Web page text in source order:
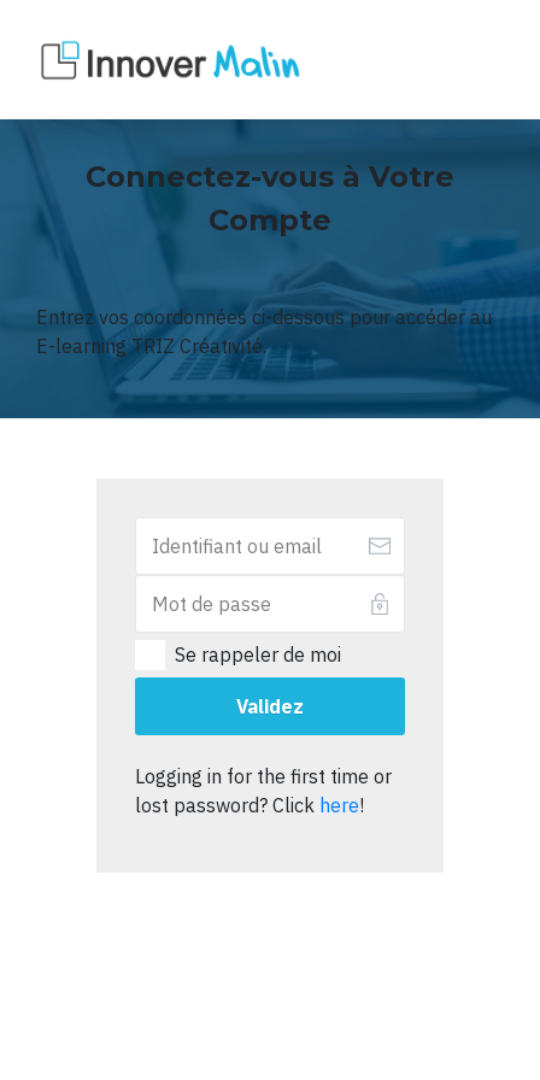
Connectez-vous à Votre
Compte
Entrez vos coordonnées ci-dessous pour accéder au
E-learning TRIZ Créativité.
Se rappeler de moi
Validez
Logging in for the first time or
lost password? Click here!